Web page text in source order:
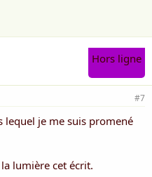
Hors ligne
#7
je me suis promené
lumière cet écrit.